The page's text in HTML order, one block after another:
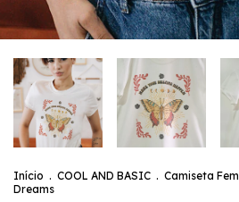
Início . COOL AND BASIC . Camiseta
Dreams